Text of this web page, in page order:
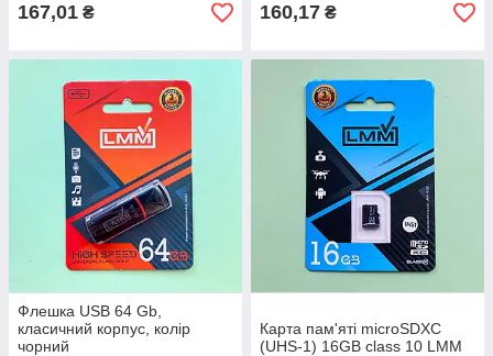
167,01 ₴ 160,17 ₴
Флешка USB 64 Gb,
класичний корпус, колір
чорний
Карта пам'яті microSDXC
(UHS-1) 16GB class 10 LMM